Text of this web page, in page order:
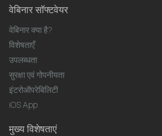
वेबिनार सॉफ्टवेयर
वेबिनार क्या है?
विशेषताएँ
उपलब्धता
सुरक्षा एवं गोपनीयता
इंटरोऑपरेबिलिटी
iOS App
मुख्य विशेषताएं